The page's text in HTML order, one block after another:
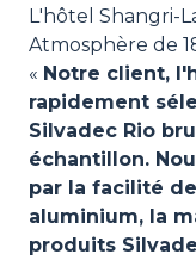
L'hôtel Shangri-
Atmosphère de
« Notre client,
rapidement
Silvadec Rio
échantillon.
par la facilité
aluminium, la
produits